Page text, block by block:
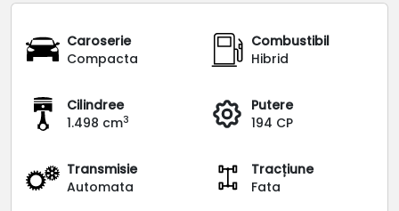
Caroserie
Compacta
Combustibil
Hibrid
Cilindree
1.498 cm3
Putere
194 CP
Transmisie
Automata
Tracțiune
Fata